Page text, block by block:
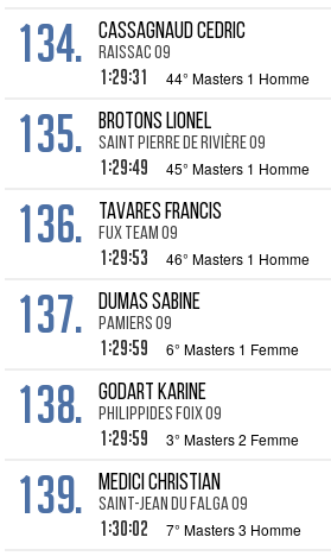
134. CASSAGNAUD Cedric
Raissac 09
1:29:31 44° Masters 1 Homme
135. BROTONS Lionel
Saint Pierre de Rivière 09
1:29:49 45° Masters 1 Homme
136. TAVARES Francis
Fux Team 09
1:29:53 46° Masters 1 Homme
137. DUMAS Sabine
Pamiers 09
1:29:59 6° Masters 1 Femme
138. GODART Karine
Philippides Foix 09
1:29:59 3° Masters 2 Femme
139. MEDICI Christian
Saint-Jean du Falga 09
1:30:02 7° Masters 3 Homme